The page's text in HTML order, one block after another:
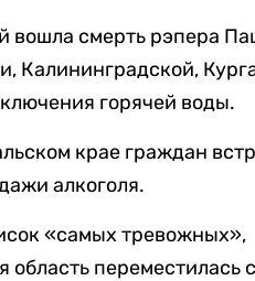
вошла смерть рэпера
Калининградской,
горячей воды.
крае граждан
алкоголя.
«самых тревожных»,
область переместилась